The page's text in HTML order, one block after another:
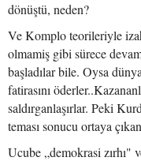
dönüştü, neden?
Ve Komplo teorileriyle
olmamiş gibi sürece
başladılar bile. Oysa
fatirasını
saldırganlaşırlar. Peki
teması sonucu ortaya
Ucube „demokrasi zırhı"